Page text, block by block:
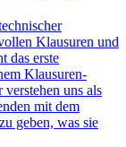
Klausuren und
das erste
Klausuren-
uns als
mit dem
geben, was sie